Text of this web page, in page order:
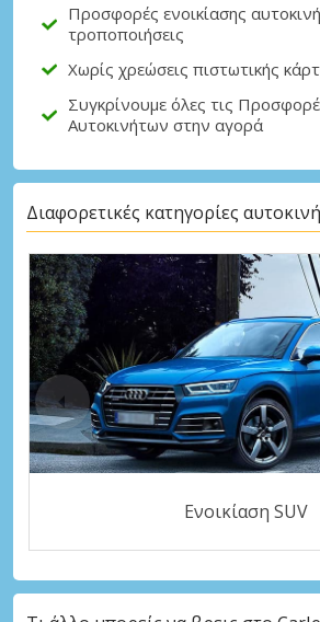
Προσφορές ενοικίασης
τροποποιήσεις
Χωρίς χρεώσεις πιστωτικής
Συγκρίνουμε όλες τις
Αυτοκινήτων στην αγορά
Διαφορετικές κατηγορίες
Ενοικίαση SUV